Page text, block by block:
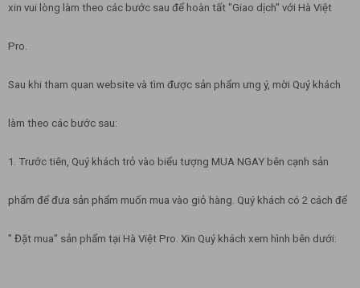
xin vui lòng làm theo các bước sau để hoàn tất "Giao dịch" với Hà Việt
Pro.
Sau khi tham quan website và tìm được sản phẩm ưng ý, mời Quý khách
làm theo các bước sau:
1. Trước tiên, Quý khách trỏ vào biểu tượng MUA NGAY bên cạnh sản
phẩm để đưa sản phẩm muốn mua vào giỏ hàng. Quý khách có 2 cách để
" Đặt mua" sản phẩm tại Hà Việt Pro. Xin Quý khách xem hình bên dưới: